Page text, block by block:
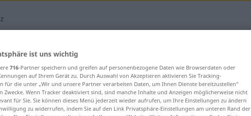
für "Dekadenz"
ist uns wichtig
716-Partner speichern und greifen auf personenbezogene Daten wie Browserdaten oder
auf Ihrem Gerät zu. Durch Auswahl von Akzeptieren aktivieren Sie Tracking-
für die unter „Wir und unsere Partner verarbeiten Daten, um Ihnen Dienste bereitzustellen“
Zwecke. Wenn Tracker deaktiviert sind, sind manche Inhalte und Anzeigen möglicherweise nicht
für Sie. Sie können dieses Menü jederzeit wieder aufrufen, um Ihre Einstellungen zu ändern
zu widerrufen, indem Sie auf den Link Privatsphäre-Einstellungen am unteren Rand der